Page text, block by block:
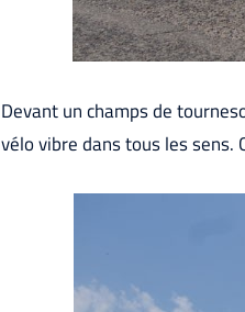
Devant un champs de
vélo vibre dans tous les sens.